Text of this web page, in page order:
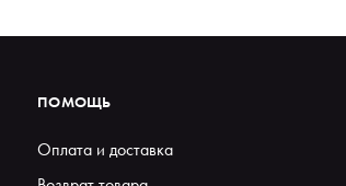
ПОМОЩЬ
Оплата и доставка